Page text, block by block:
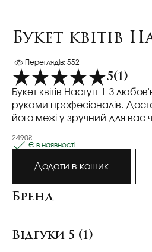
Букет квітів
Переглядів: 552
5(1)
Букет квітів Наступ
| З
руками професіоналів.
його межі у зручний для вас
2490₴
Є в наявності
Додати в кошик
Бренд
Відгуки 5 (1)